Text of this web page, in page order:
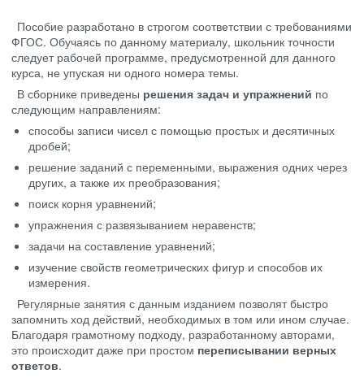
Пособие разработано в строгом соответствии с требованиями
ФГОС. Обучаясь по данному материалу, школьник точности
следует рабочей программе, предусмотренной для данного
курса, не упуская ни одного номера темы.
В сборнике приведены решения задач и упражнений по
следующим направлениям:
способы записи чисел с помощью простых и десятичных
дробей;
решение заданий с переменными, выражения одних через
других, а также их преобразования;
поиск корня уравнений;
упражнения с развязыванием неравенств;
задачи на составление уравнений;
изучение свойств геометрических фигур и способов их
измерения.
Регулярные занятия с данным изданием позволят быстро
запомнить ход действий, необходимых в том или ином случае.
Благодаря грамотному подходу, разработанному авторами,
это происходит даже при простом переписывании верных
ответов.